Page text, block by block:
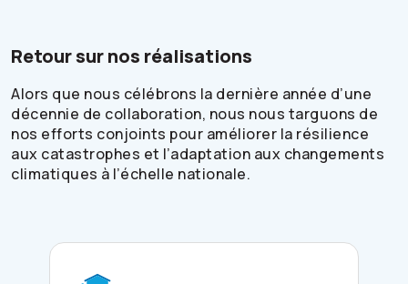
Retour sur nos réalisations
Alors que nous célébrons la dernière année d’une
décennie de collaboration, nous nous targuons de
nos efforts conjoints pour améliorer la résilience
aux catastrophes et l’adaptation aux changements
climatiques à l’échelle nationale.